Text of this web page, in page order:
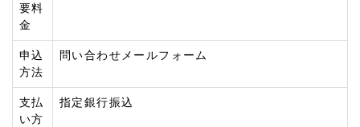
要料
金
申込
方法
問い合わせメールフォーム
支払
い方
指定銀行振込